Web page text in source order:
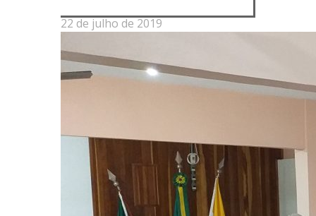
22 de julho de 2019